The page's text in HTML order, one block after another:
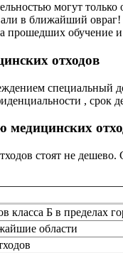
могут
в ближайший
прошедших обучение
отходов
специальный
,
стоят не
класса Б в пределах
области